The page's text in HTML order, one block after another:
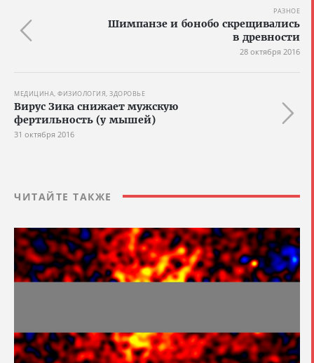
РАЗНОЕ
Шимпанзе и бонобо скрещивались
в древности
28 октября 2016
МЕДИЦИНА, ФИЗИОЛОГИЯ, ЗДОРОВЬЕ
Вирус Зика снижает мужскую
фертильность (у мышей)
31 октября 2016
ЧИТАЙТЕ ТАКЖЕ